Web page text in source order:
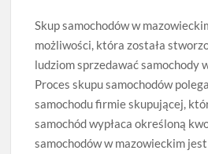
Skup samochodów w
możliwości, która została
ludziom sprzedawać samochody
Proces skupu samochodów
samochodu firmie skupującej,
samochód wypłaca określoną
samochodów w mazowieckim